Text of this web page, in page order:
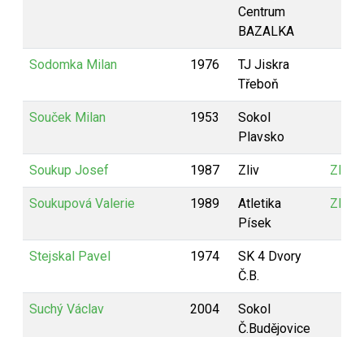
Centrum
BAZALKA
Sodomka Milan 1976
TJ Jiskra
Třeboň
Souček Milan 1953
Sokol
Plavsko
Soukup Josef 1987 Zliv
Soukupová Valerie 1989
Atletika
Písek
Stejskal Pavel 1974
SK 4 Dvory
Č.B.
Suchý Václav 2004
Sokol
Č.Budějovice